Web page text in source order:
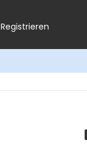
Registrieren